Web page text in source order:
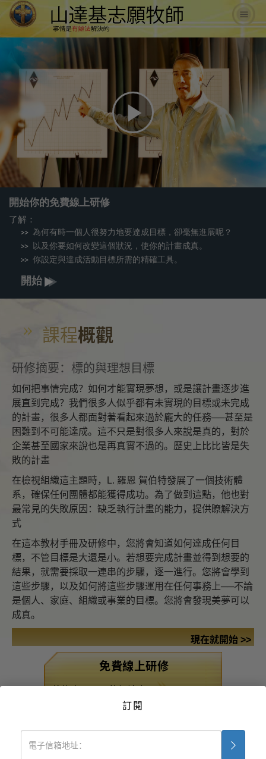
Play
Video
開始你的免費線上研修
了解：
為何有時一個人很努力地要達成目標，卻毫無進展呢？
以及你要如何改變這個狀況，使你的計畫成真。
你設定與達成活動目標所需的精確工具。
開始
課程概觀
研修摘要：標的與理想目標
如何把事情完成？如何才能實現夢想，或是讓計畫逐步進
展直到完成？我們很多人似乎都有未實現的目標或未完成
的計畫，很多人都面對著看起來過於龐大的任務──甚至是
困難到不可能達成。這不只是對很多人來說是真的，對於
企業甚至國家來說也是再真實不過的。歷史上比比皆是失
敗的計畫
在檢視組織這主題時，L. 羅恩 賀伯特發展了一個技術體
系，確保任何團體都能獲得成功。為了做到這點，他也對
最常見的失敗原因：缺乏執行計畫的能力，提供瞭解決方
式
在這本教材手冊及研修中，您將會知道如何達成任何目
標，不管目標是大還是小。若想要完成計畫並得到想要的
結果，就需要採取一連串的步驟，逐一進行。您將會學到
這些步驟，以及如何將這些步驟運用在任何事務上──不論
是個人、家庭、組織或事業的目標。您將會發現美夢可以
成真。
現在就開始 >>
免費線上研修
組織的基本原理
訂閱